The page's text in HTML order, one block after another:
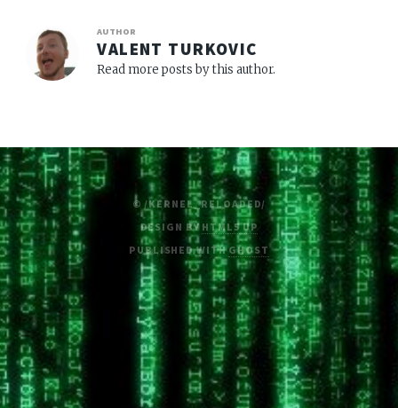
AUTHOR
VALENT TURKOVIC
Read more posts by this author.
© /KERNEL_RELOADED/
DESIGN BY HTML5 UP
PUBLISHED WITHGHOST